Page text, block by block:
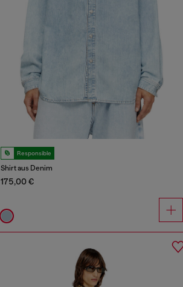
Responsible
Shirt aus Denim
175,00 €